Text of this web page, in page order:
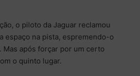
o piloto da Jaguar reclamou
espaço na pista, espremendo-o
após forçar por um certo
o quinto lugar.